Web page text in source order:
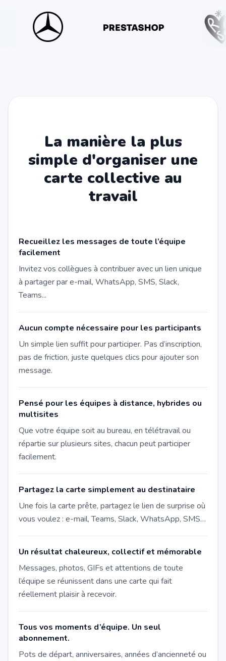
La manière la plus
simple d'organiser une
carte collective au
travail
Recueillez les messages de toute l’équipe
facilement
Invitez vos collègues à contribuer avec un lien unique
à partager par e-mail, WhatsApp, SMS, Slack,
Teams...
Aucun compte nécessaire pour les participants
Un simple lien suffit pour participer. Pas d’inscription,
pas de friction, juste quelques clics pour ajouter son
message.
Pensé pour les équipes à distance, hybrides ou
multisites
Que votre équipe soit au bureau, en télétravail ou
répartie sur plusieurs sites, chacun peut participer
facilement.
Partagez la carte simplement au destinataire
Une fois la carte prête, partagez le lien de surprise où
vous voulez : e-mail, Teams, Slack, WhatsApp, SMS…
Un résultat chaleureux, collectif et mémorable
Messages, photos, GIFs et attentions de toute
l’équipe se réunissent dans une carte qui fait
réellement plaisir à recevoir.
Tous vos moments d’équipe. Un seul
abonnement.
Pots de départ, anniversaires, années d’ancienneté ou